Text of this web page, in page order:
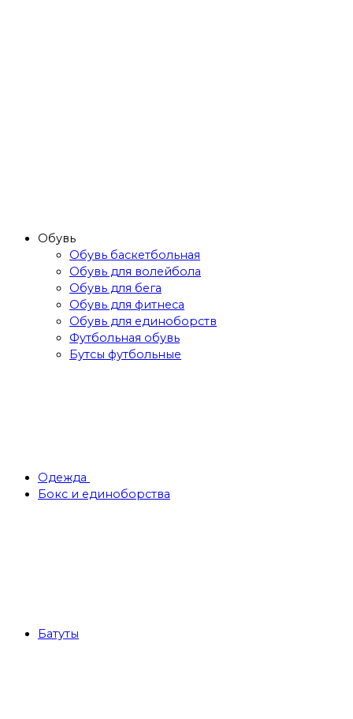
Обувь
Обувь баскетбольная
Обувь для волейбола
Обувь для бега
Обувь для фитнеса
Обувь для единоборств
Футбольная обувь
Бутсы футбольные
Одежда
Бокс и единоборства
Батуты